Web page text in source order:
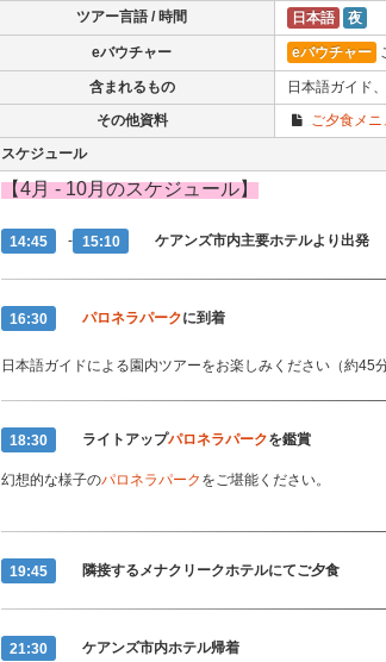
ツアー言語 / 時間 日本語 夜
eバウチャー eバウチャー
含まれるもの
日本語ガイド
その他資料
ご夕食メニ
スケジュール
【4月 - 10月のスケジュール】
14:45 - 15:10 ケアンズ市内主要ホテルより出発
16:30 パロネラパークに到着
日本語ガイドによる園内ツアーをお楽しみください（約45分
18:30 ライトアップパロネラパークを鑑賞
幻想的な様子のパロネラパーク をご堪能ください。
19:45 隣接するメナクリークホテルにてご夕食
21:30 ケアンズ市内ホテル帰着